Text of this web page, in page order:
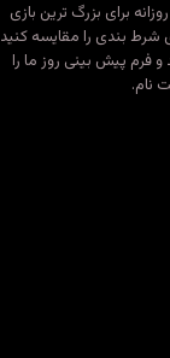
برای بزرگ ترین بازی
بندی را مقایسه
و فرم پیش بینی روز ما را
نام.